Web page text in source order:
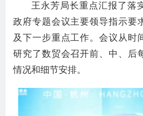
王永芳局长重点汇报了落
政府专题会议主要领导指示要
及下一步重点工作。会议从时
研究了数贸会召开前、中、后
情况和细节安排。